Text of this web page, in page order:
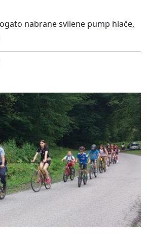
nabrane svilene pump hlače,